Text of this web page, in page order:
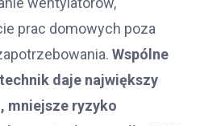
prac domowych poza
Wspólne
daje największy
mniejsze ryzyko